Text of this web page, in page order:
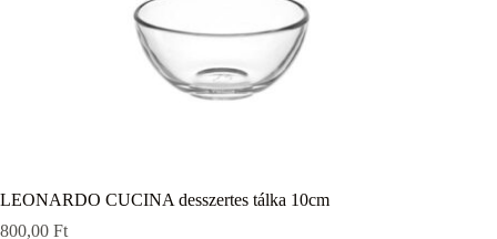
LEONARDO CUCINA desszertes tálka 10cm
800,00 Ft